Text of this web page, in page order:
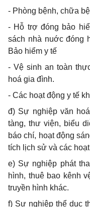
- Phòng bệnh, chữa
- Hỗ trợ đóng bảo
sách nhà nuớc đóng
Bảo hiểm y tế
- Vệ sinh an toàn
hoá gia đình.
- Các hoạt động y tế
đ) Sự nghiệp văn
tàng, thư viện, biểu
báo chí, hoạt động
tích lịch sử và các
e) Sự nghiệp phát
hình, thuê bao kênh
truyền hình khác.
f) Sự nghiệp thể dục